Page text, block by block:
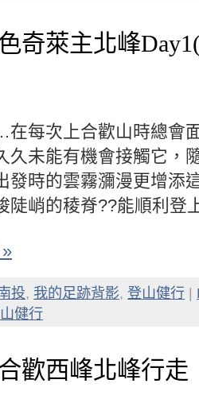
奇萊主北峰
每次上合歡山時總會
久未能有機會接觸它，
發時的雲霧瀰漫更增添
陡峭的稜脊??能順利登
投, 我的足跡背影, 登山健行
健行
歡西峰北峰行走